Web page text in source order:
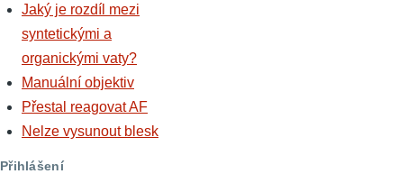
Jaký je rozdíl mezi
syntetickými a
organickými vaty?
Manuální objektiv
Přestal reagovat AF
Nelze vysunout blesk
Přihlášení